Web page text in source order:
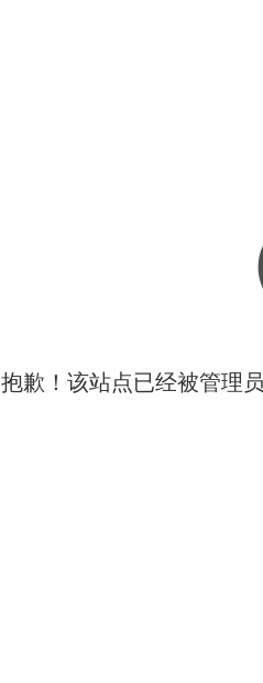
抱歉！该站点已经被管理